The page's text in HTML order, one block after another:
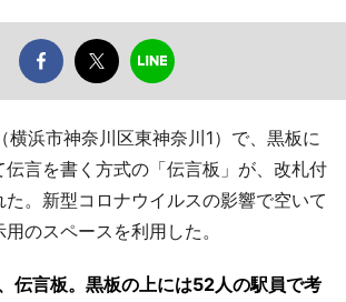
浜市神奈川区東神奈川1）で、黒板に
言を書く方式の「伝言板」が、改札付
。新型コロナウイルスの影響で空いて
のスペースを利用した。
伝言板。黒板の上には52人の駅員で考